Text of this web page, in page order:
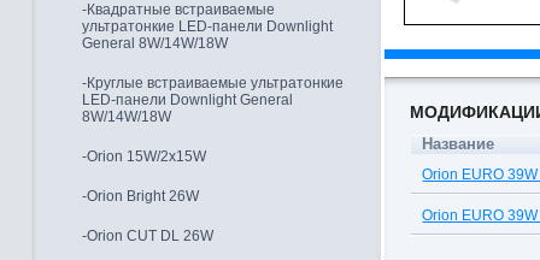
-Квадратные встраиваемые
ультратонкие LED-панели Downlight
General 8W/14W/18W
-Круглые встраиваемые ультратонкие
LED-панели Downlight General
8W/14W/18W
-Orion 15W/2x15W
-Orion Bright 26W
-Orion CUT DL 26W
Название
Orion EURO
Orion EURO